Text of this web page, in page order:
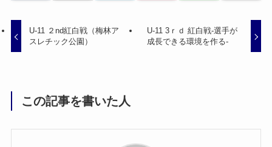
U-11 ２nd紅白戦（梅林ア
スレチック公園）
U-11 3ｒｄ 紅白戦-選手が
成長できる環境を作る-
この記事を書いた人